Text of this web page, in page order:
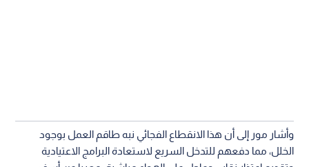
وأشار مور إلى أن هذا الانقطاع الفجائي نبه طاقم العمل بوجود
الخلل، مما دفعهم للتدخل السريع لاستعادة البرامج الاعتيادية